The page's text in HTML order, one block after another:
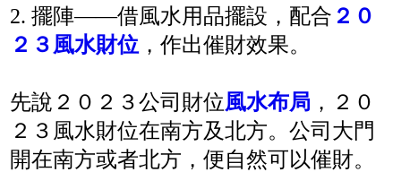
2. 擺陣——借風水用品擺設，配合 ２０
２３風水財位 ，作出催財效果。
先說２０２３公司財位風水布局 ，２０
２３風水財位在南方及北方。公司大門
開在南方或者北方，便自然可以催財。